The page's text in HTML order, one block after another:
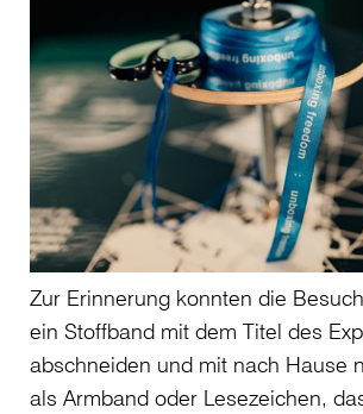
Zur Erinnerung konnten die
ein Stoffband mit dem Titel des
abschneiden und mit nach Hause
als Armband oder Lesezeichen,